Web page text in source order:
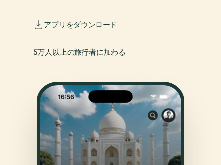
アプリをダウンロード
5万人以上の旅行者に加わる